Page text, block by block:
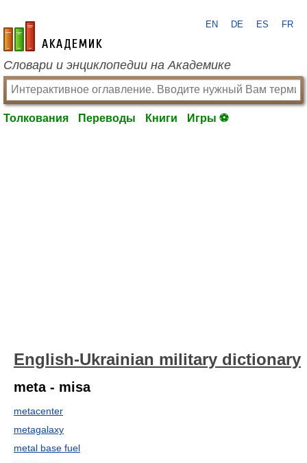
academic.ru
EN DE ES FR
Словари и энциклопедии на Академике
Толкования Переводы Книги Игры ⚽
English-Ukrainian military dictionary
meta - misa
metacenter
metagalaxy
metal base fuel